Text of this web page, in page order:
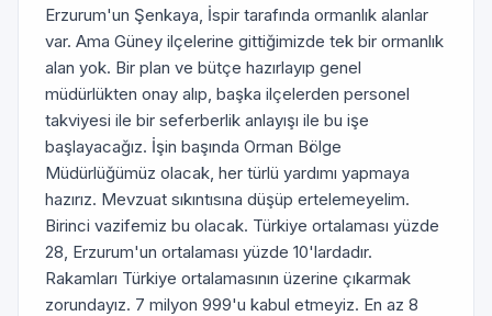
Erzurum'un Şenkaya, İspir tarafında ormanlık alanlar
var. Ama Güney ilçelerine gittiğimizde tek bir ormanlık
alan yok. Bir plan ve bütçe hazırlayıp genel
müdürlükten onay alıp, başka ilçelerden personel
takviyesi ile bir seferberlik anlayışı ile bu işe
başlayacağız. İşin başında Orman Bölge
Müdürlüğümüz olacak, her türlü yardımı yapmaya
hazırız. Mevzuat sıkıntısına düşüp ertelemeyelim.
Birinci vazifemiz bu olacak. Türkiye ortalaması yüzde
28, Erzurum'un ortalaması yüzde 10'lardadır.
Rakamları Türkiye ortalamasının üzerine çıkarmak
zorundayız. 7 milyon 999'u kabul etmeyiz. En az 8